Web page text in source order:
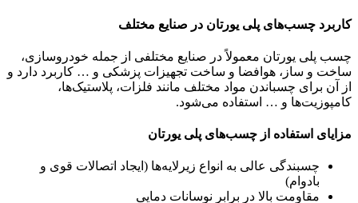
کاربرد چسب‌های پلی یورتان در صنایع مختلف
چسب پلی یورتان معمولاً در صنایع مختلفی از جمله خودروسازی،
ساخت و ساز، هوافضا و ساخت تجهیزات پزشکی و … کاربرد دارد و
از آن برای چسباندن مواد مختلف مانند فلزات، پلاستیک‌ها،
کامپوزیت‌ها و … استفاده می‌شود.
مزایای استفاده از چسب‌های پلی یورتان
چسبندگی عالی به انواع زیرلایه‌ها (ایجاد اتصالات قوی و
بادوام)
مقاومت بالا در برابر نوسانات دمایی